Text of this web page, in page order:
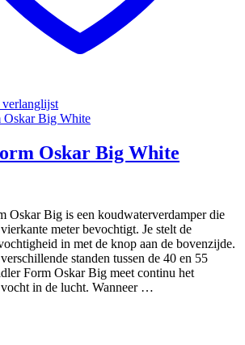
verlanglijst
Oskar Big White
Oskar Big is een koudwaterverdamper die
meter bevochtigt. Je stelt de
in met de knop aan de bovenzijde.
standen tussen de 40 en 55
Form Oskar Big meet continu het
vocht in de lucht. Wanneer …